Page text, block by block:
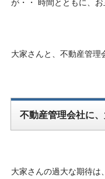
が・・ 時間とともに、
大家さんと、不動産管理
不動産管理会社に
大家さんの過大な期待は